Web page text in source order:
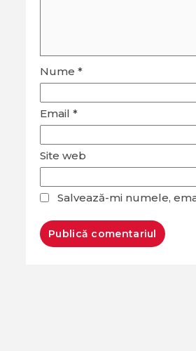
Nume *
Email *
Site web
Salvează-mi numele,